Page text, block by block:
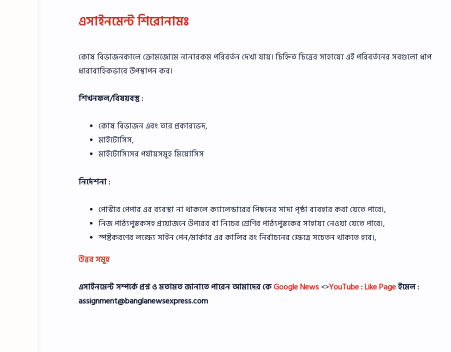
এসাইনমেন্ট শিরোনামঃ
কোষ বিভাজনকালে ক্রোমজোমে নানারকম পরিবর্তন দেখা যায়। চিহ্নিত চিত্রের সাহায্যে এই পরিবর্তনের সবগুলো ধাপ
ধারাবাহিকভাবে উপস্থাপন কর।
শিখনফল/বিষয়বস্তু :
কোষ বিভাজন এবং তার প্রকারভেদ,
মাইটোসিস,
মাইটোসিসের পর্যায়সমূহ মিয়োসিস
নির্দেশনা :
পোস্টার পেপার এর ব্যবস্থা না থাকলে ক্যালেন্ডারের পিছনের সাদা পৃষ্ঠা ব্যবহার করা যেতে পারে।,
নিজ পাঠ্যপুস্তকসহ প্রয়োজনে উপরের বা নিচের শ্রেণির পাঠ্যপুস্তকের সাহায্য নেওয়া যেতে পারে।,
স্পষ্টকরণের লক্ষ্যে সাইন পেন/মার্কার এর কালির রং নির্বাচনের ক্ষেত্রে সচেতন থাকতে হবে।,
উত্তর সমূহ
এসাইনমেন্ট সম্পর্কে প্রশ্ন ও মতামত জানাতে পারেন আমাদের কেGoogle News<>YouTube:Like Pageইমেল :
assignment@banglanewsexpress.com